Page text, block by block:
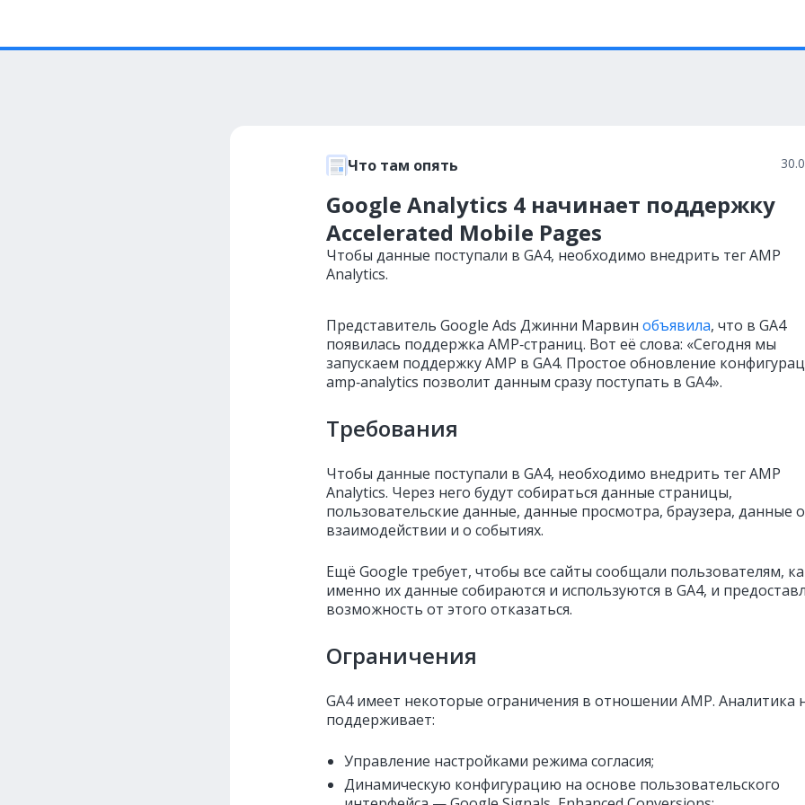
Что там опять
Google Analytics 4 начинает поддержку
Accelerated Mobile Pages
Чтобы данные поступали в GA4, необходимо внедрить тег AMP
Analytics.
Представитель Google Ads Джинни Марвин объявила, что в GA4
появилась поддержка AMP‑страниц. Вот её слова: «Сегодня мы
запускаем поддержку AMP в GA4. Простое обновление
amp‑analytics позволит данным сразу поступать в GA4».
Требования
Чтобы данные поступали в GA4, необходимо внедрить тег AMP
Analytics. Через него будут собираться данные страницы,
пользовательские данные, данные просмотра, браузера, данные о
взаимодействии и о событиях.
Ещё Google требует, чтобы все сайты сообщали пользователям,
именно их данные собираются и используются в GA4, и
возможность от этого отказаться.
Ограничения
GA4 имеет некоторые ограничения в отношении AMP. Аналитика
поддерживает:
Управление настройками режима согласия;
Динамическую конфигурацию на основе пользовательского